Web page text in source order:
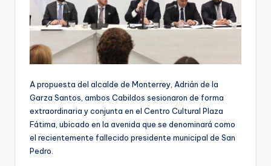
A propuesta del alcalde de Monterrey, Adrián de la
Garza Santos, ambos Cabildos sesionaron de forma
extraordinaria y conjunta en el Centro Cultural Plaza
Fátima, ubicado en la avenida que se denominará como
el recientemente fallecido presidente municipal de San
Pedro.